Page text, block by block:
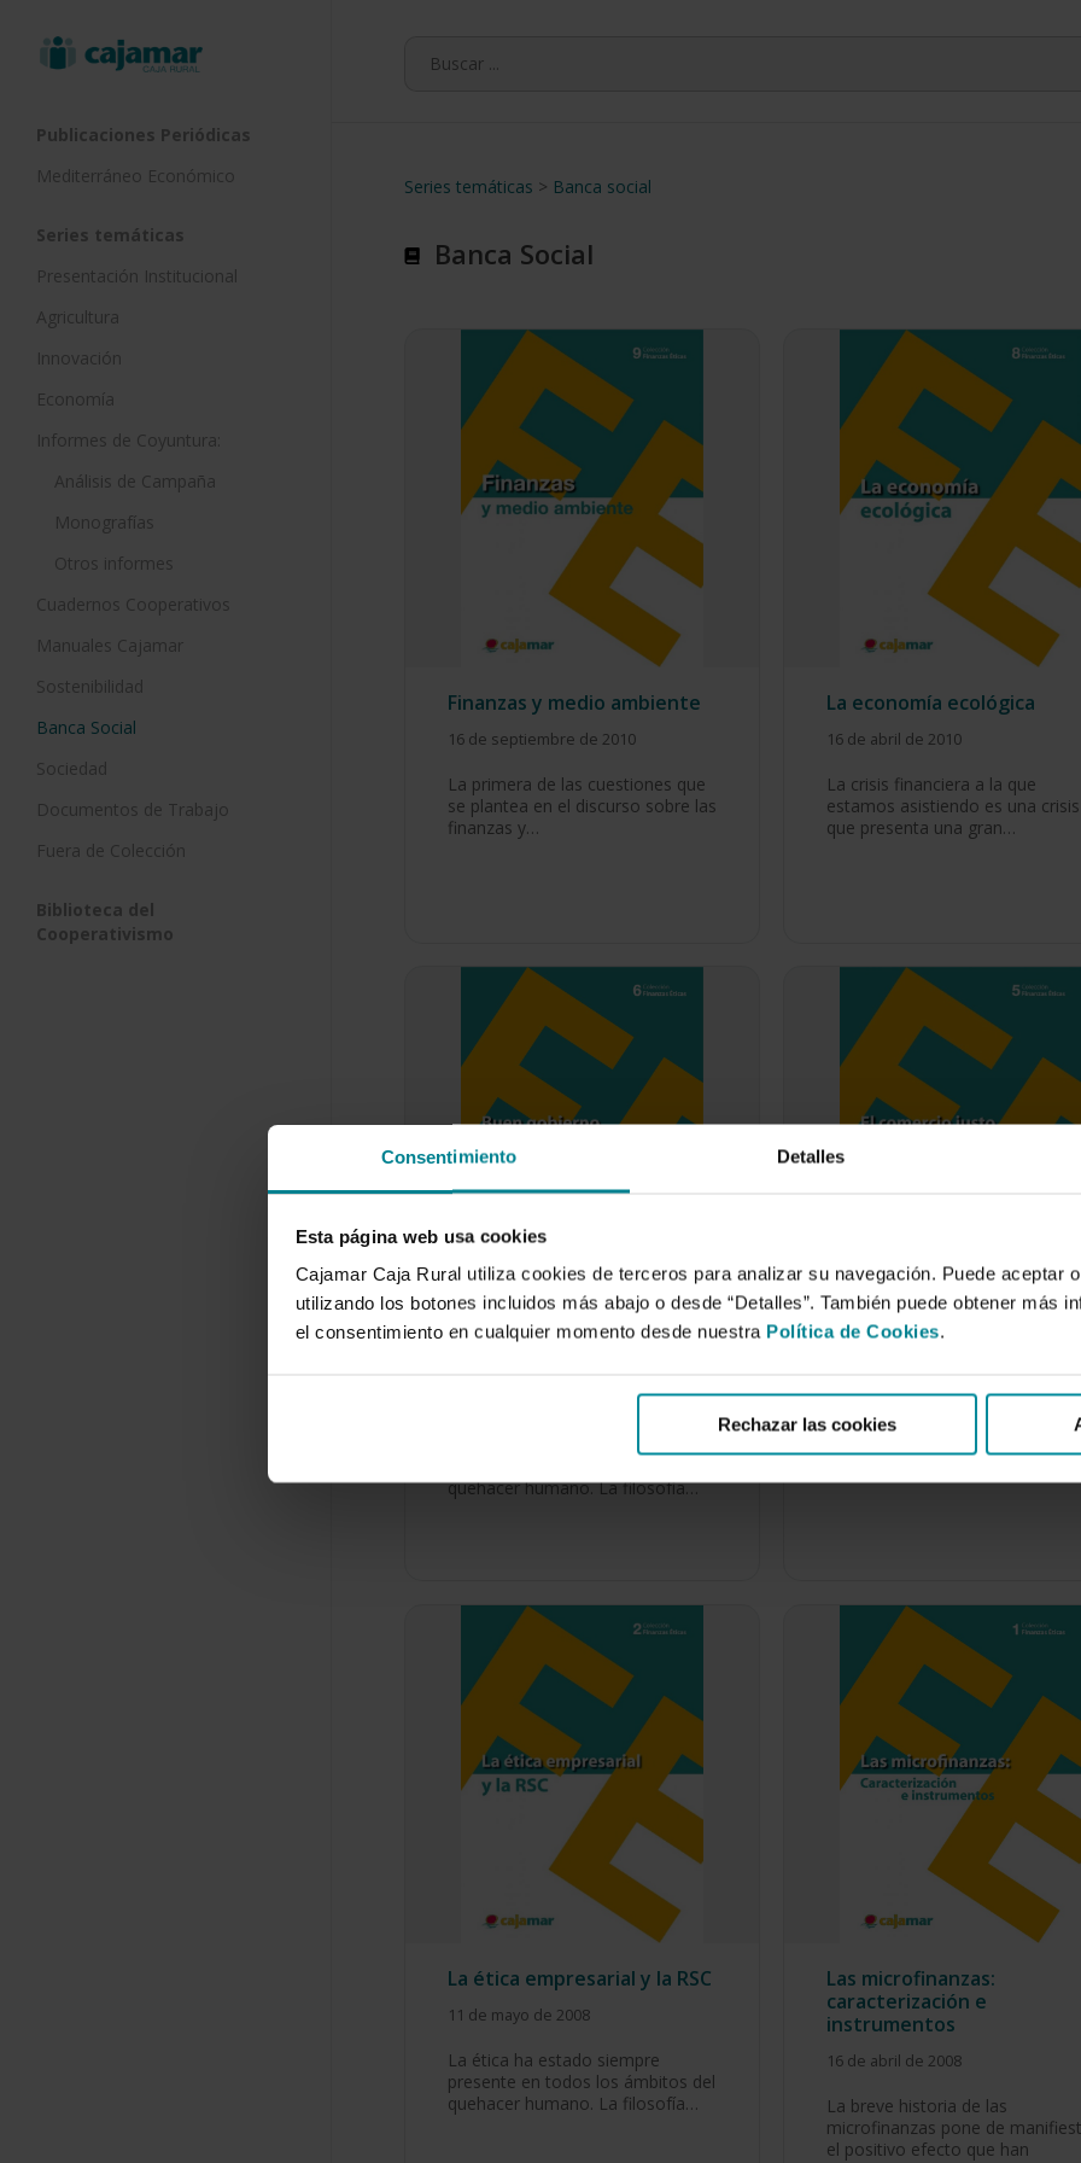
Consentimiento Detalles
Esta página web usa cookies
Cajamar Caja Rural utiliza cookies de terceros para analizar su navegación. Puede aceptar
utilizando los botones incluidos más abajo o desde “Detalles”. También puede obtener más
el consentimiento en cualquier momento desde nuestra Política de Cookies.
Rechazar las cookies
Publicaciones Periódicas
Mediterráneo Económico
Series temáticas
Presentación Institucional
Agricultura
Innovación
Economía
Informes de Coyuntura:
Análisis de Campaña
Monografías
Otros informes
Cuadernos Cooperativos
Manuales Cajamar
Sostenibilidad
Banca Social
Sociedad
Documentos de Trabajo
Fuera de Colección
Biblioteca del
Cooperativismo
Series temáticas > Banca social
Banca Social
Finanzas y medio ambiente
16 de septiembre de 2010
La primera de las cuestiones que
se plantea en el discurso sobre las
finanzas y…
La economía ecológica
16 de abril de 2010
La crisis financiera a la que
estamos asistiendo es una crisis
que presenta una gran…
Buen gobierno de las
quehacer humano. La filosofía…
El comercio justo
La ortodoxia económica, es
La ética empresarial y la RSC
11 de mayo de 2008
La ética ha estado siempre
presente en todos los ámbitos del
quehacer humano. La filosofía…
Las microfinanzas:
caracterización e
instrumentos
16 de abril de 2008
La breve historia de las
microfinanzas pone de
el positivo efecto que han